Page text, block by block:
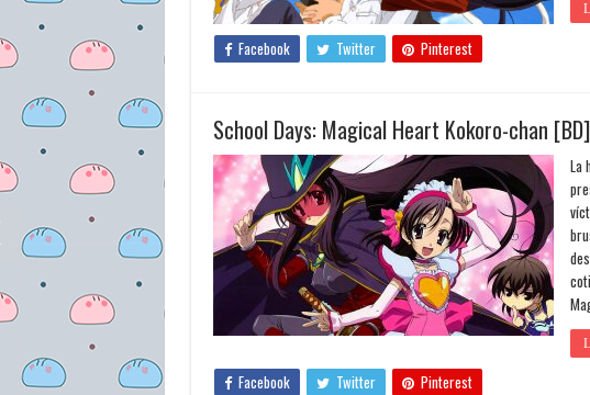
Facebook Twitter Pinterest
School Days: Magical Heart Kokoro-chan
La
Facebook Twitter Pinterest